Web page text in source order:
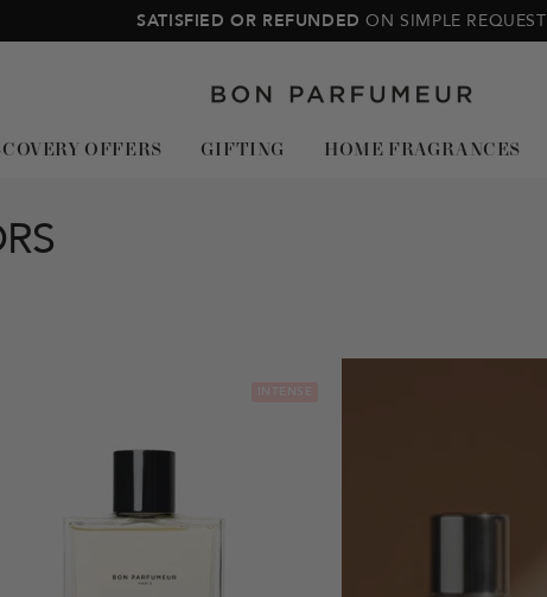
SATISFIED OR REFUNDED ON SIMPLE REQUEST
Bon
OFFERS GIFTING HOME FRAGRANCES